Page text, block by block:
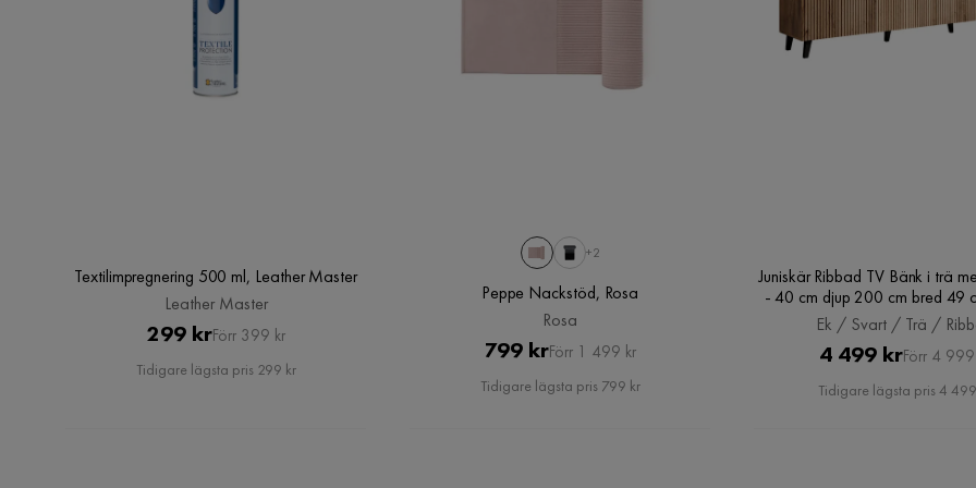
Anneli S
Fin o jätte bekväm
Textilimpregnering 500 ml, Leather Master
Leather Master
Pris
299 krOriginal
Pris
Förr 399 kr
Tidigare lägsta pris 299 kr
+2
Peppe Nackstöd, Rosa
Rosa
Pris
799 kr Original
Pris
Förr 1 499 kr
Tidigare lägsta pris 799 kr
Juniskär Ribbad TV Bänk i trä
- 40 cm djup 200 cm bred 49
/ Svart / Trä /
Ek / Svart / Trä /
Pris
4 499 krOriginal
Pris
Förr 4
Tidigare lägsta pris 4